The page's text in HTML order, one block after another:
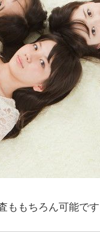
ももちろん可能で